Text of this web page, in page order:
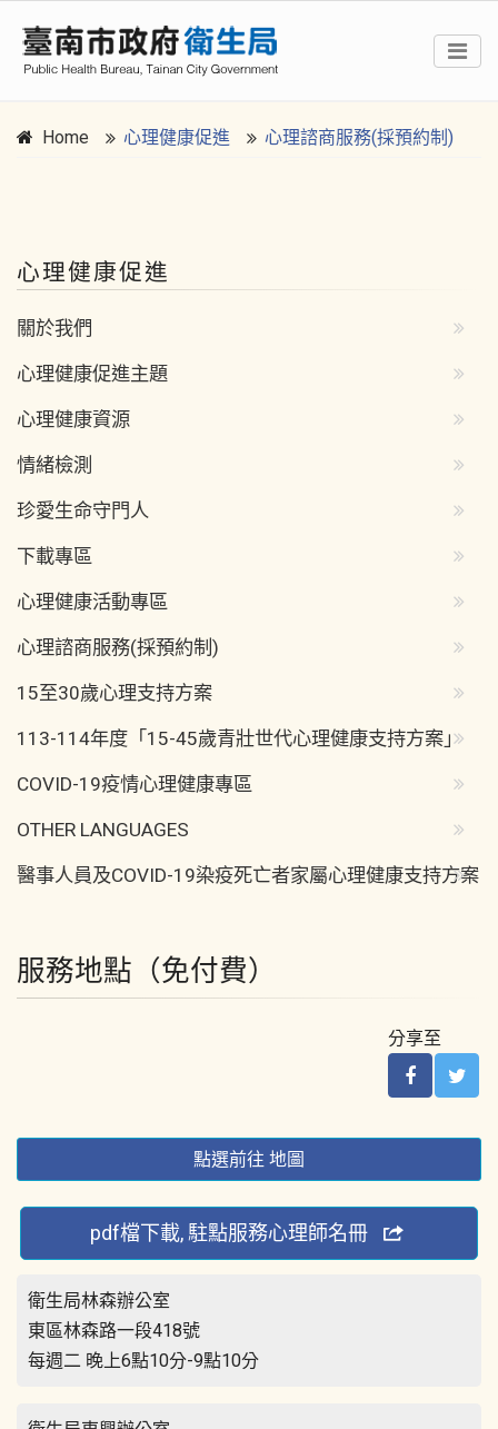
Home 心理健康促進 心理諮商服務(採預約制)
心理健康促進
關於我們
心理健康促進主題
心理健康資源
情緒檢測
珍愛生命守門人
下載專區
心理健康活動專區
心理諮商服務(採預約制)
15至30歲心理支持方案
113-114年度「15-45歲青壯世代心理健康支持方案」
COVID-19疫情心理健康專區
OTHER LANGUAGES
醫事人員及COVID-19染疫死亡者家屬心理健康支持方案
服務地點（免付費）
分享至
點選前往 地圖
pdf檔下載, 駐點服務心理師名冊
衛生局林森辦公室
東區林森路一段418號
每週二 晚上6點10分-9點10分